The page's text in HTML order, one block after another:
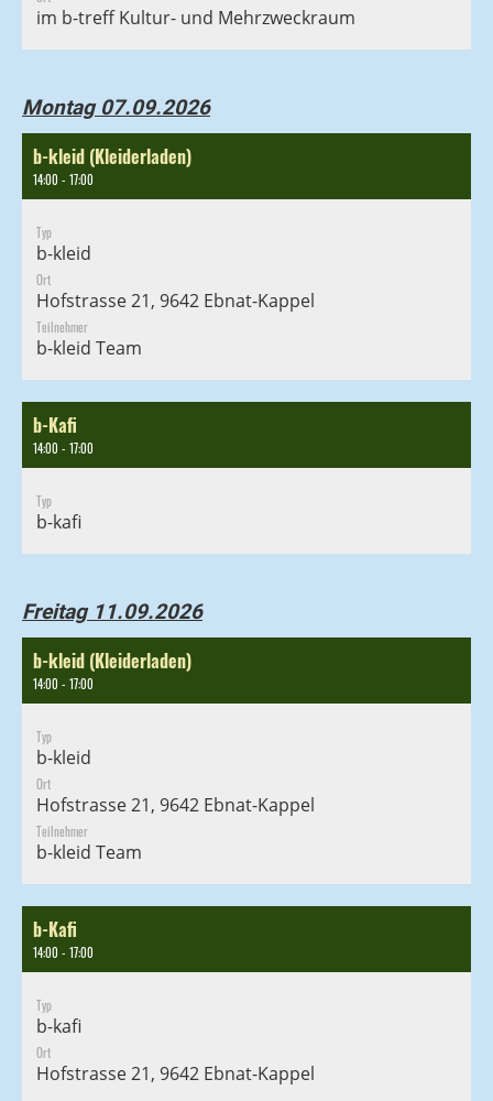
im b-treff Kultur- und Mehrzweckraum
Montag 07.09.2026
b-kleid (Kleiderladen)
14:00 - 17:00
Typ
b-kleid
Ort
Hofstrasse 21, 9642 Ebnat-Kappel
Teilnehmer
b-kleid Team
b-Kafi
14:00 - 17:00
Typ
b-kafi
Freitag 11.09.2026
b-kleid (Kleiderladen)
14:00 - 17:00
Typ
b-kleid
Ort
Hofstrasse 21, 9642 Ebnat-Kappel
Teilnehmer
b-kleid Team
b-Kafi
14:00 - 17:00
Typ
b-kafi
Ort
Hofstrasse 21, 9642 Ebnat-Kappel